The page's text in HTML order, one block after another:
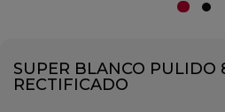
SUPER BLANCO PULIDO
RECTIFICADO